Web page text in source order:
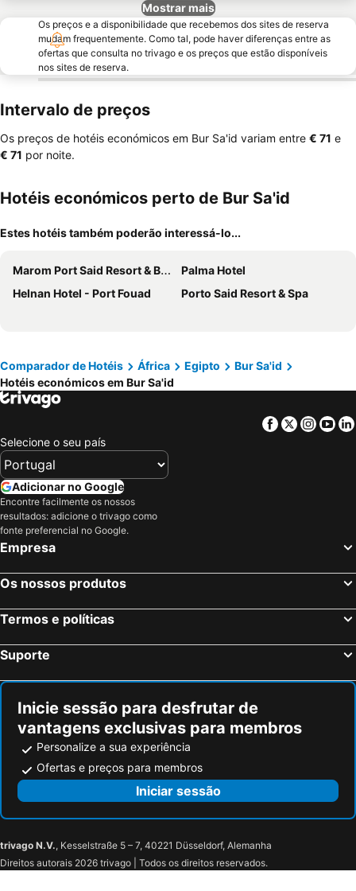
Mostrar mais
Os preços e a disponibilidade que recebemos dos sites de reserva
mudam frequentemente. Como tal, pode haver diferenças entre as
ofertas que consulta no trivago e os preços que estão disponíveis
nos sites de reserva.
Intervalo de preços
Os preços de hotéis económicos em Bur Sa'id variam entre ‎€ 71 e
‎€ 71 por noite.
Hotéis económicos perto de Bur Sa'id
Estes hotéis também poderão interessá-lo...
Marom Port Said Resort & Beach
Palma Hotel
Helnan Hotel - Port Fouad
Porto Said Resort & Spa
Comparador de Hotéis África Egipto
Bur Sa'id
Hotéis económicos em Bur Sa'id
Facebook
Twitter
Selecione o seu país
Adicionar no Google
Encontre facilmente os nossos
resultados: adicione o trivago como
fonte preferencial no Google.
Empresa
Os nossos produtos
Termos e políticas
Suporte
Inicie sessão para desfrutar de
vantagens exclusivas para membros
Personalize a sua experiência
Ofertas e preços para membros
Iniciar sessão
trivago N.V., Kesselstraße 5 – 7, 40221 Düsseldorf, Alemanha
Direitos autorais 2026 trivago | Todos os direitos reservados.